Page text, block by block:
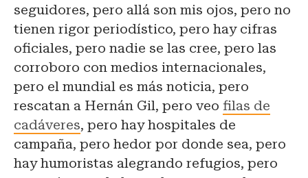
seguidores, pero allá son mis ojos, pero no
tienen rigor periodístico, pero hay cifras
oficiales, pero nadie se las cree, pero las
corroboro con medios internacionales,
pero el mundial es más noticia, pero
rescatan a Hernán Gil, pero veo filas de
cadáveres, pero hay hospitales de
campaña, pero hedor por donde sea, pero
hay humoristas alegrando refugios, pero